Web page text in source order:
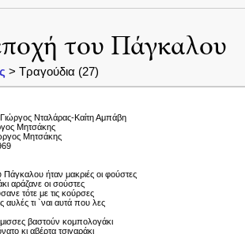
του Πάγκαλου
> Τραγούδια (27)
Νταλάρας-Καίτη Αμπάβη
Μητσάκης
Μητσάκης
Πάγκαλου ήταν μακριές οι φούστες
αράζανε οι σούστες
τότε με τις κούρσες
αυλές τι `ναι αυτά που λες
βαστούν κομπολογάκι
κι αβέρτα τσιγαράκι